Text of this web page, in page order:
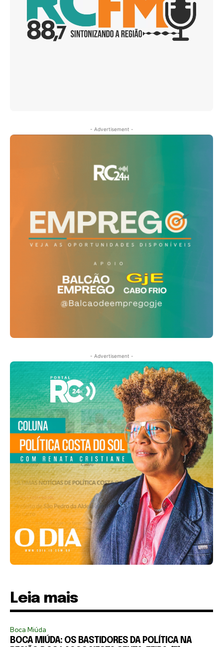
- Advertisement -
- Advertisement -
Leia mais
Boca Miúda
BOCA MIÚDA: OS BASTIDORES DA POLÍTICA NA